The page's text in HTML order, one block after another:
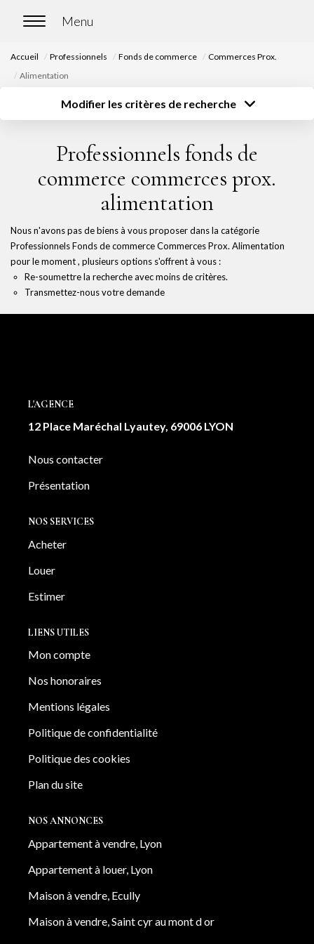
ACHETER
Nos biens en vente
Nos biens en location
Nos biens loués
Nos partenaires
Accueil Professionnels Fonds de commerce
Commerces Prox.
Alimentation
Modifier les critères de recherche
Sélectionnez...
Type de bien
Sélectionnez...
Surface
Budget
Créer une alerte
Professionnels fonds de
commerce commerces prox.
alimentation
Nous n'avons pas de biens à vous proposer dans la catégorie
Professionnels Fonds de commerce Commerces Prox. Alimentation
pour le moment , plusieurs options s'offrent à vous :
Re-soumettre la recherche avec moins de critères.
Transmettez-nous votre demande
L'AGENCE
12 Place Maréchal Lyautey, 69006 LYON
Nous contacter
Présentation
NOS SERVICES
Acheter
Louer
Estimer
LIENS UTILES
Mon compte
Nos honoraires
Mentions légales
Politique de confidentialité
Politique des cookies
Plan du site
NOS ANNONCES
Appartement à vendre, Lyon
Appartement à louer, Lyon
Maison à vendre, Ecully
Maison à vendre, Saint cyr au mont d or